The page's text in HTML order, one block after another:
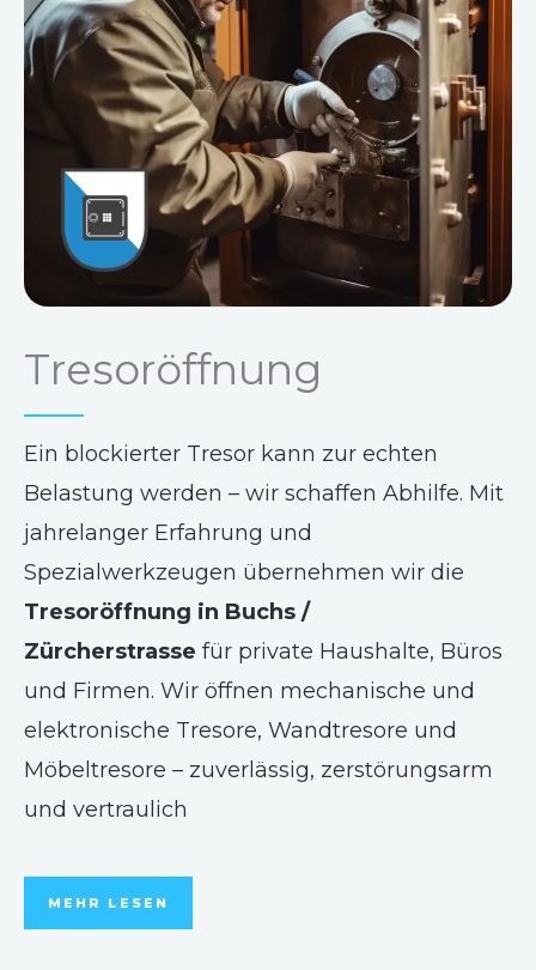
Tresoröffnung
Ein blockierter Tresor kann zur echten
Belastung werden – wir schaffen Abhilfe. Mit
jahrelanger Erfahrung und
Spezialwerkzeugen übernehmen wir die
Tresoröffnung in Buchs /
Zürcherstrasse für private Haushalte, Büros
und Firmen. Wir öffnen mechanische und
elektronische Tresore, Wandtresore und
Möbeltresore – zuverlässig, zerstörungsarm
und vertraulich
MEHR LESEN